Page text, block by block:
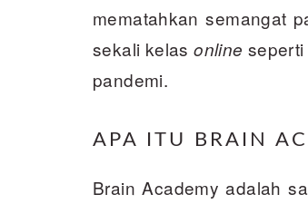
mematahkan semangat
sekali kelasonline
pandemi.
APA ITU BRAIN
Brain Academy adalah